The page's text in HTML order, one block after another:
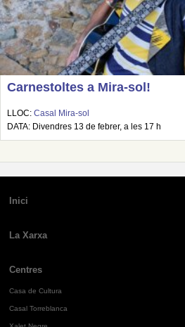
Carnestoltes a Mira-sol!
LLOC: Casal Mira-sol
DATA: Divendres 13 de febrer, a les 17 h
Inici
La Xarxa
Centres
Casa de Cultura
Casal Torreblanca